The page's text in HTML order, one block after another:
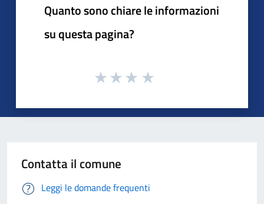
Quanto sono chiare le informazioni
su questa pagina?
Contatta il comune
Leggi le domande frequenti